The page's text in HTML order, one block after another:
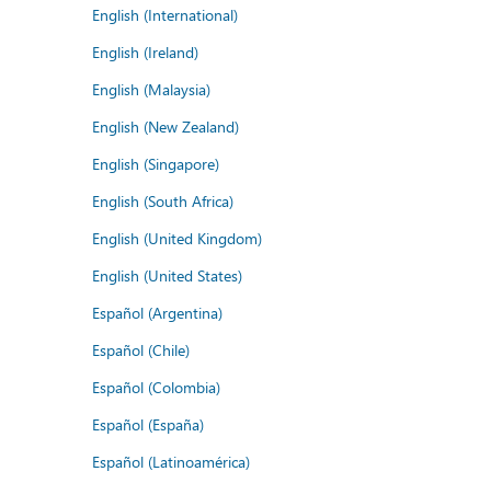
English (International)
English (Ireland)
English (Malaysia)
English (New Zealand)
English (Singapore)
English (South Africa)
English (United Kingdom)
English (United States)
Español (Argentina)
Español (Chile)
Español (Colombia)
Español (España)
Español (Latinoamérica)